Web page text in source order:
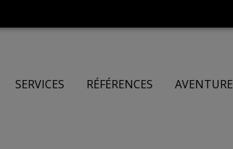
SERVICES RÉFÉRENCES AVENTURE